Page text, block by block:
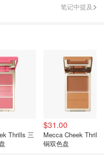
笔记中提及
Thrills 三
$31.00
Mecca Cheek Thrills
铜双色盘